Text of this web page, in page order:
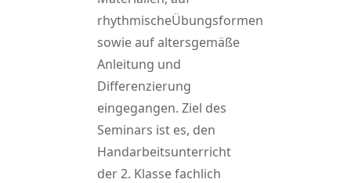
rhythmischeÜbungsformen
sowie auf altersgemäße
Anleitung und
Differenzierung
eingegangen. Ziel des
Seminars ist es, den
Handarbeitsunterricht
der 2. Klasse fachlich